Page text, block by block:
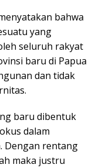
bahwa
yang
seluruh rakyat
baru di Papua
dan tidak
baru dibentuk
dalam
Dengan rentang
maka justru